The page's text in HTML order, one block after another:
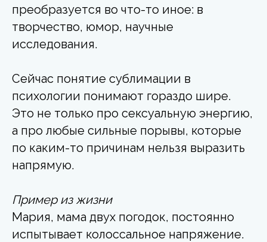
преобразуется во что-то иное: в
творчество, юмор, научные
исследования.
Сейчас понятие сублимации в
психологии понимают гораздо шире.
Это не только про сексуальную энергию,
а про любые сильные порывы, которые
по каким-то причинам нельзя выразить
напрямую.
Пример из жизни
Мария, мама двух погодок, постоянно
испытывает колоссальное напряжение.